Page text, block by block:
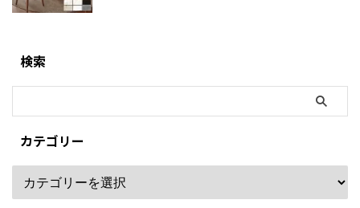
検索
カテゴリー